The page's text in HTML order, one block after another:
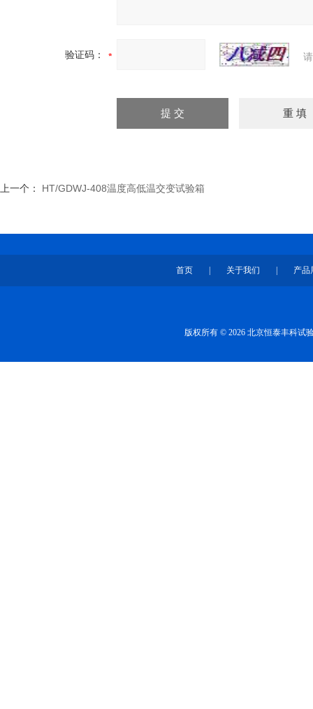
验证码：
上一个： HT/GDWJ-408温度高低温交变试验箱
首页 关于我们 产品
版权所有 © 2026 北京恒泰丰科试